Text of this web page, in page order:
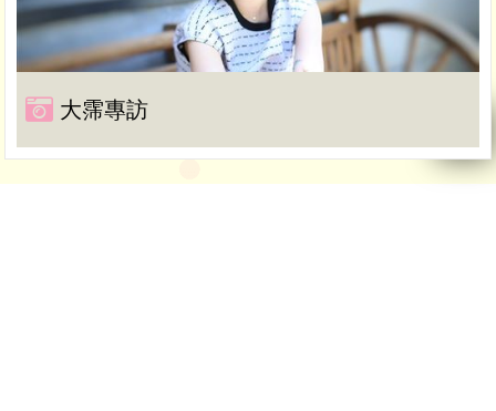
大霈專訪